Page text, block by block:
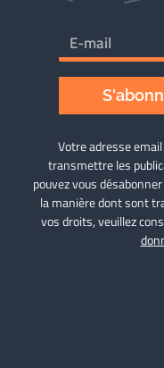
Votre adresse
transmettre les
pouvez vous
la manière dont sont
vos droits, veuillez